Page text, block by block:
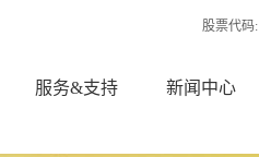
股票代码:
服务&支持 新闻中心